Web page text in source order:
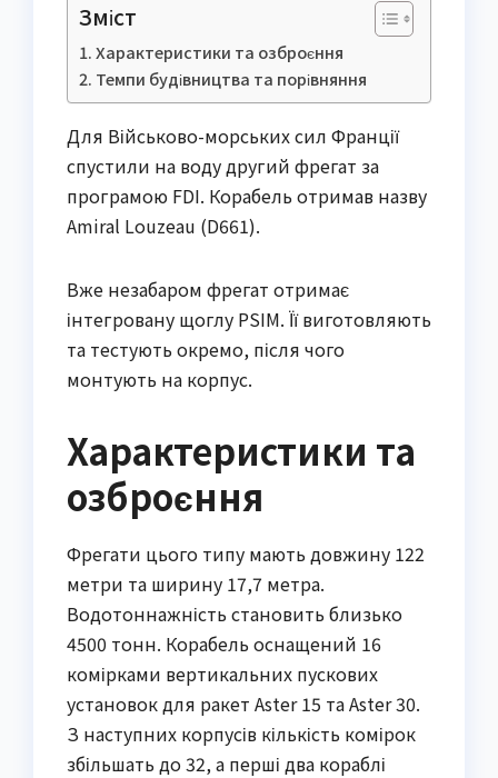
Зміст
Характеристики та озброєння
Темпи будівництва та порівняння
Для Військово-морських сил Франції
спустили на воду другий фрегат за
програмою FDI. Корабель отримав назву
Amiral Louzeau (D661).
Вже незабаром фрегат отримає
інтегровану щоглу PSIM. Її виготовляють
та тестують окремо, після чого
монтують на корпус.
Характеристики та
озброєння
Фрегати цього типу мають довжину 122
метри та ширину 17,7 метра.
Водотоннажність становить близько
4500 тонн. Корабель оснащений 16
комірками вертикальних пускових
установок для ракет Aster 15 та Aster 30.
З наступних корпусів кількість комірок
збільшать до 32, а перші два кораблі